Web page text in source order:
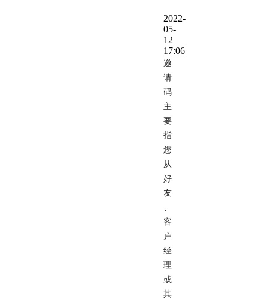
2022-
05-
12
17:06
邀
请
码
主
要
指
您
从
好
友
客
户
经
理
或
其